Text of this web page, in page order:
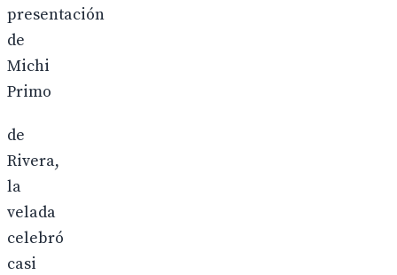
presentación
de
Michi
Primo
de
Rivera,
la
velada
celebró
casi